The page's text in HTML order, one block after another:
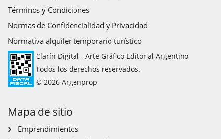
Términos y Condiciones
Normas de Confidencialidad y Privacidad
Normativa alquiler temporario turístico
Clarín Digital - Arte Gráfico Editorial Argentino
Todos los derechos reservados.
© 2026 Argenprop
Mapa de sitio
Emprendimientos